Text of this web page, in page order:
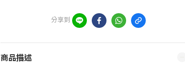
分享到
商品描述